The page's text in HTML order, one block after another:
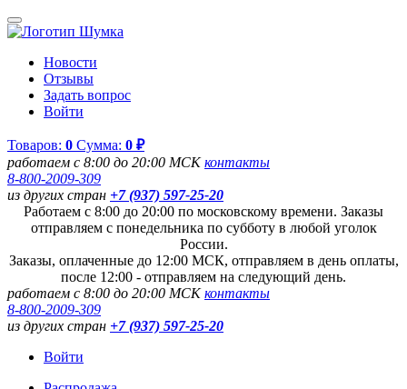
Новости
Отзывы
Задать вопрос
Войти
Товаров: 0 Сумма: 0 ₽
работаем с 8:00 до 20:00 МСКконтакты
8-800-2009-309
из других стран +7 (937) 597-25-20
Работаем с 8:00 до 20:00 по московскому времени. Заказы
отправляем с понедельника по субботу в любой уголок
России.
Заказы, оплаченные до 12:00 МСК, отправляем в день оплаты,
после 12:00 - отправляем на следующий день.
работаем с 8:00 до 20:00 МСКконтакты
8-800-2009-309
из других стран +7 (937) 597-25-20
Войти